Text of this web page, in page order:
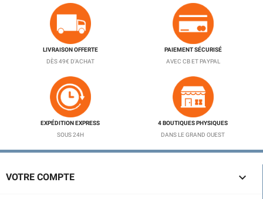
LIVRAISON OFFERTE
DÈS 49€ D'ACHAT
PAIEMENT SÉCURISÉ
AVEC CB ET PAYPAL
EXPÉDITION EXPRESS
SOUS 24H
4 BOUTIQUES PHYSIQUES
DANS LE GRAND OUEST
VOTRE COMPTE 